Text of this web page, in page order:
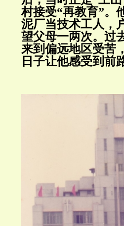
村接受“再教育”。
泥厂当技术工人，
望父母一两次。过
来到偏远地区受苦
日子让他感受到前